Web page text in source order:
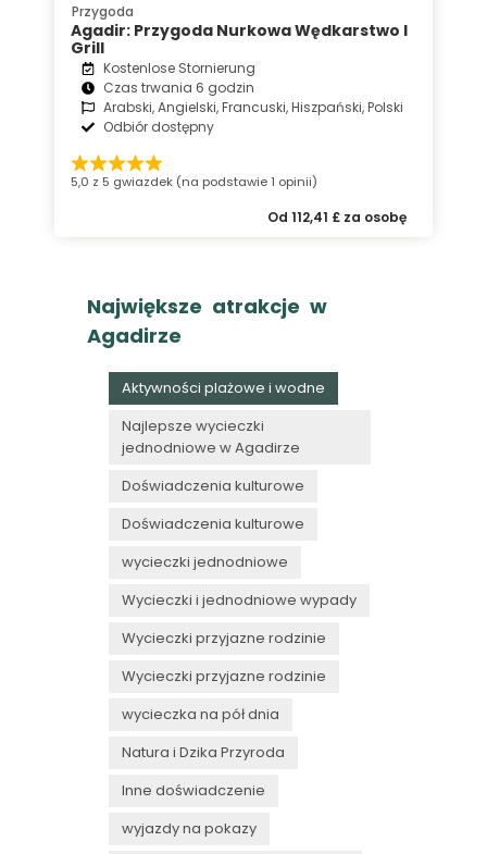
Przygoda
Agadir: Przygoda Nurkowa Wędkarstwo I
Grill
Kostenlose Stornierung
Czas trwania 6 godzin
Arabski, Angielski, Francuski, Hiszpański, Polski
Odbiór dostępny
5,0 z 5 gwiazdek (na podstawie 1 opinii)
Od 112,41 £ za osobę
Największe atrakcje w
Agadirze
Aktywności plażowe i wodne
Najlepsze wycieczki
jednodniowe w Agadirze
Doświadczenia kulturowe
Doświadczenia kulturowe
wycieczki jednodniowe
Wycieczki i jednodniowe wypady
Wycieczki przyjazne rodzinie
Wycieczki przyjazne rodzinie
wycieczka na pół dnia
Natura i Dzika Przyroda
Inne doświadczenie
wyjazdy na pokazy